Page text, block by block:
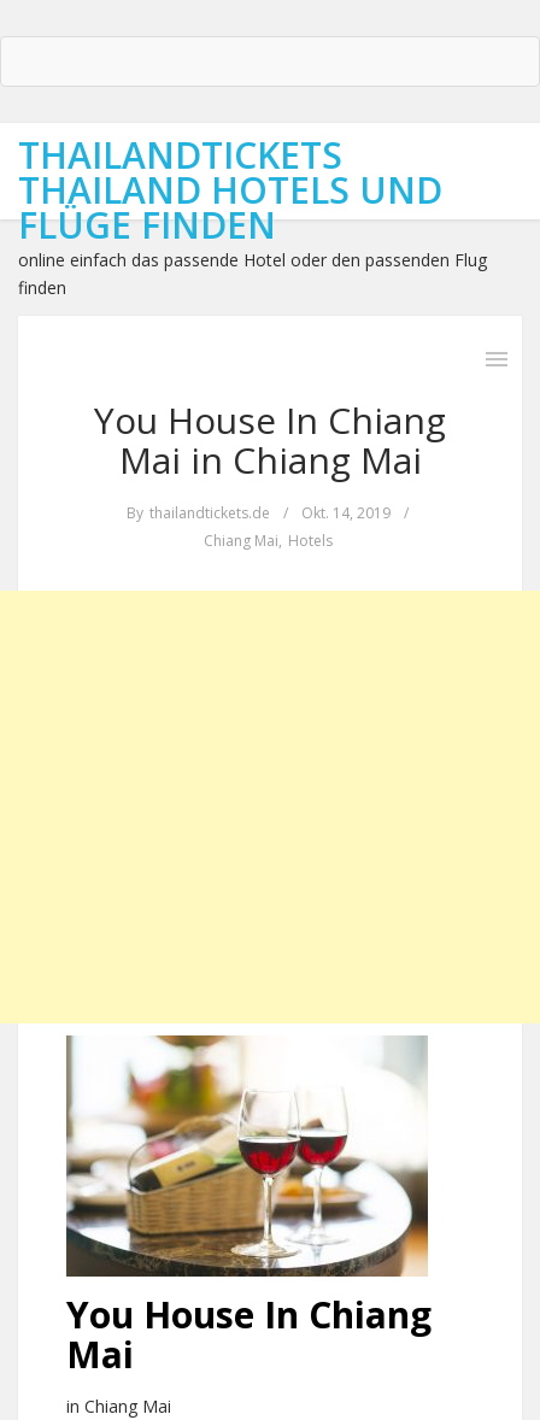
THAILANDTICKETS
THAILAND HOTELS UND
FLÜGE FINDEN
online einfach das passende Hotel oder den passenden Flug
finden
You House In Chiang
Mai in Chiang Mai
By thailandtickets.de / Okt. 14, 2019
/
Chiang Mai, Hotels
You House In Chiang
Mai
in Chiang Mai